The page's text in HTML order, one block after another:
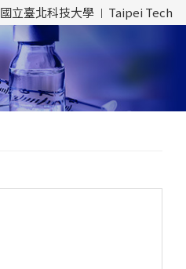
國立臺北科技大學 Taipei Tech